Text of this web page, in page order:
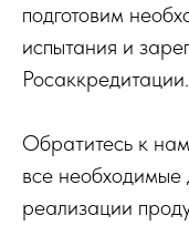
подготовим
испытания и
Росаккредитации.
Обратитесь к
все необходимые
реализации